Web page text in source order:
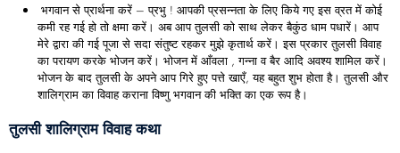
भगवान से प्रार्थना करें – प्रभु ! आपकी प्रसन्नता के लिए किये गए इस व्रत में कोई
कमी रह गई हो तो क्षमा करें। अब आप तुलसी को साथ लेकर बैकुंठ धाम पधारें। आप
मेरे द्वारा की गई पूजा से सदा संतुष्ट रहकर मुझे कृतार्थ करें। इस प्रकार तुलसी विवाह
का परायण करके भोजन करें। भोजन में आँवला , गन्ना व बैर आदि अवश्य शामिल करें।
भोजन के बाद तुलसी के अपने आप गिरे हुए पत्ते खाएँ, यह बहुत शुभ होता है। तुलसी और
शालिग्राम का विवाह कराना विष्णु भगवान की भक्ति का एक रूप है।
तुलसी शालिग्राम विवाह कथा